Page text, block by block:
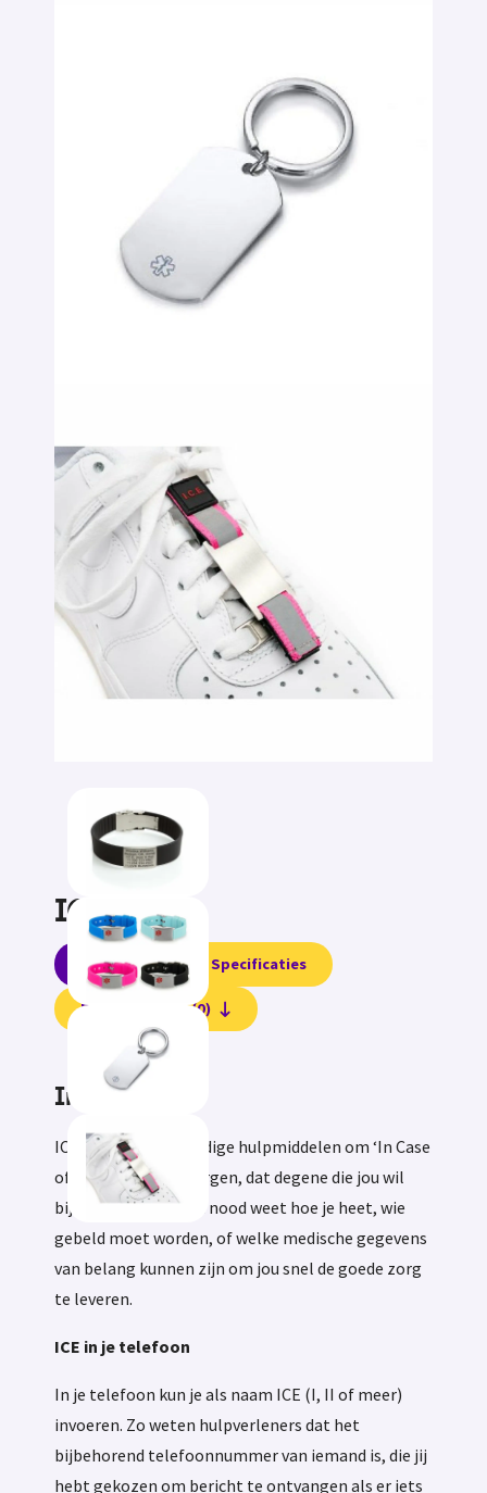
ICE tags
Informatie Specificaties
Beoordelingen (0)
Informatie
ICE tags zijn eenvoudige hulpmiddelen om ‘In Case
of Emergency’ te zorgen, dat degene die jou wil
bijstaan in geval van nood weet hoe je heet, wie
gebeld moet worden, of welke medische gegevens
van belang kunnen zijn om jou snel de goede zorg
te leveren.
ICE in je telefoon
In je telefoon kun je als naam ICE (I, II of meer)
invoeren. Zo weten hulpverleners dat het
bijbehorend telefoonnummer van iemand is, die jij
hebt gekozen om bericht te ontvangen als er iets